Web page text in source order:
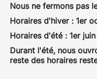
Nous ne fermons pas
Horaires d'hiver : 1er
Horaires d'été : 1er
Durant l'été, nous
reste des horaires